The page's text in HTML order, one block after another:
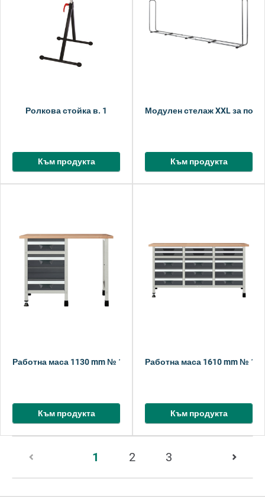
Ролкова стойка в. 1
Към продукта
Модулен стелаж XXL за
Към продукта
Работна маса 1130 mm № 1
Към продукта
Работна маса 1610 mm № 1
Към продукта
1 Страница
1
2 3